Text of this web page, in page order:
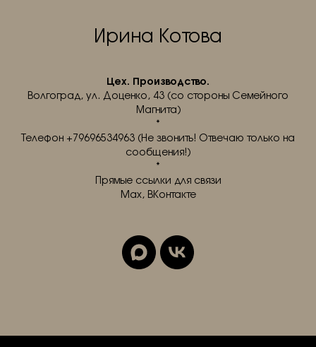
Ирина Котова
Цех. Производство.
Волгоград, ул. Доценко, 43 (со стороны Семейного
Магнита)
*
Телефон +79696534963 (Не звонить! Отвечаю только на
сообщения!)
*
Прямые ссылки для связи
Max, ВКонтакте